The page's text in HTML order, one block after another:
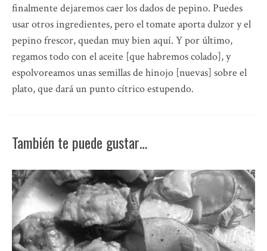
finalmente dejaremos caer los dados de pepino. Puedes
usar otros ingredientes, pero el tomate aporta dulzor y el
pepino frescor, quedan muy bien aquí. Y por último,
regamos todo con el aceite [que habremos colado], y
espolvoreamos unas semillas de hinojo [nuevas] sobre el
plato, que dará un punto cítrico estupendo.
También te puede gustar…